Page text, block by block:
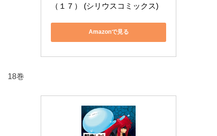
（１７） (シリウスコミックス)
Amazonで見る
18巻